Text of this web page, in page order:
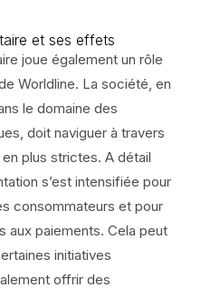
et ses effets
joue également un rôle
Worldline. La société, en
le domaine des
doit naviguer à travers
plus strictes. A détail
s’est intensifiée pour
consommateurs et pour
aux paiements. Cela peut
initiatives
offrir des